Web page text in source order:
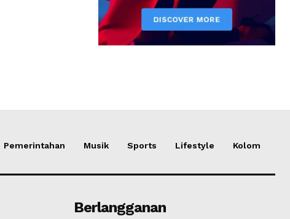
Pemerintahan Musik Sports Lifestyle Kolom
Berlangganan